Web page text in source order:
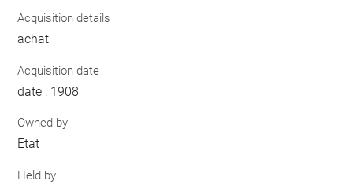
Acquisition details
achat
Acquisition date
date : 1908
Owned by
Etat
Held by